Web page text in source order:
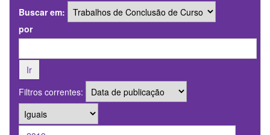
Buscar em:
por
Filtros correntes: